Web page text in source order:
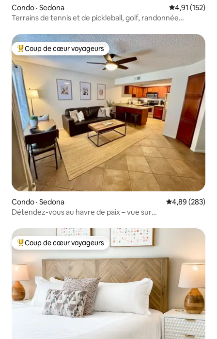
Condo · Sedona Note
4,91 (152)
Terrains de tennis et de pickleball, golf, randonnée
Coup de cœur voyageurs parmi les plus aimés
Coup de cœur voyageurs
Condo · Sedona Note
4,89 (283)
Détendez-vous au havre de paix – vue sur
Coup de cœur voyageurs parmi les plus aimés
Coup de cœur voyageurs